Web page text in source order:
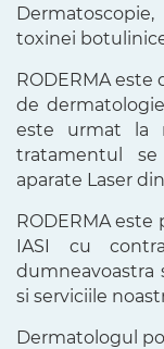
toxinei
RODERMA este
de
este urmat la
tratamentul
aparate Laser
RODERMA
IASI cu
si serviciile
Dermatologul